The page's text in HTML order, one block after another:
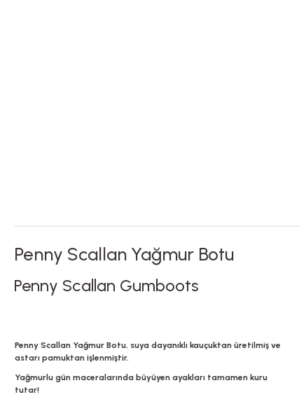
Penny Scallan Yağmur Botu
Penny Scallan Gumboots
Penny Scallan Yağmur Botu, suya dayanıklı kauçuktan üretilmiş ve
astarı pamuktan işlenmiştir.
Yağmurlu gün maceralarında büyüyen ayakları tamamen kuru
tutar!